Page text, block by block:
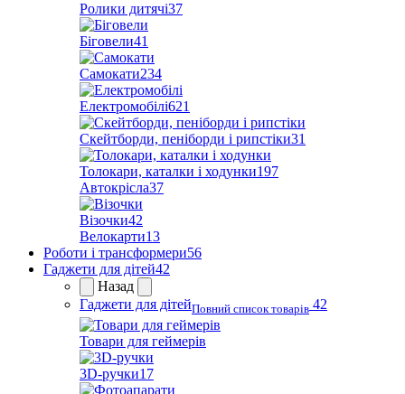
Ролики дитячі37
Біговели41
Самокати234
Електромобілі621
Скейтборди, пеніборди і рипстіки31
Толокари, каталки і ходунки197
Автокрісла37
Візочки42
Велокарти13
Роботи і трансформери56
Гаджети для дітей42
Назад
Гаджети для дітейПовний список товарів 42
Товари для геймерів
3D-ручки17